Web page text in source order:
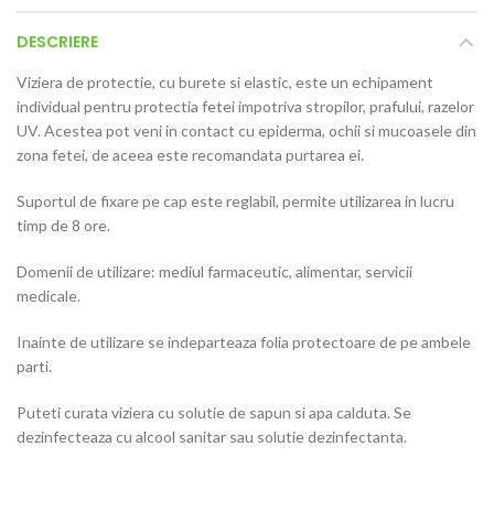
DESCRIERE
Viziera de protectie, cu burete si elastic, este un echipament
individual pentru protectia fetei impotriva stropilor, prafului, razelor
UV. Acestea pot veni in contact cu epiderma, ochii si mucoasele din
zona fetei, de aceea este recomandata purtarea ei.
Suportul de fixare pe cap este reglabil, permite utilizarea in lucru
timp de 8 ore.
Domenii de utilizare: mediul farmaceutic, alimentar, servicii
medicale.
Inainte de utilizare se indeparteaza folia protectoare de pe ambele
parti.
Puteti curata viziera cu solutie de sapun si apa calduta. Se
dezinfecteaza cu alcool sanitar sau solutie dezinfectanta.